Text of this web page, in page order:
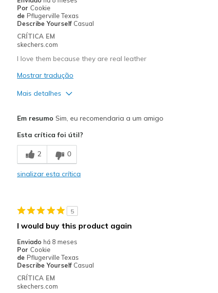
Width
Feels true to width
Sizing
Feels true to size
View On Shoes
Por Cookie
de Pflugerville Texas
Describe Yourself Casual
CRÍTICA EM
skechers.com
I love them because they are real leather
Mostrar tradução
Mais detalhes
Comfortable
Durable
Need Break In
Melhores utilizações
Casual Wear
Width
Sizing
Em resumo Sim, eu recomendaria a um amigo
Esta crítica foi útil?
2 0
sinalizar esta crítica
5
I would buy this product again
Enviado há 8 meses
Por Cookie
de Pflugerville Texas
Describe Yourself Casual
CRÍTICA EM
skechers.com